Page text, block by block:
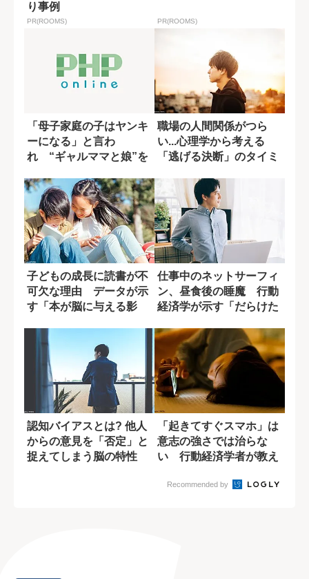
り事例
PR(ROOMS) PR(ROOMS)
「母子家庭の子はヤンキ
ーになる」と言わ
れ “ギャルママと娘”を
職場の人間関係がつら
い...心理学から考える
「逃げる決断」のタイミ
子どもの成長に読書が不
可欠な理由 データが示
す「本が脳に与える影
仕事中のネットサーフィ
ン、昼食後の睡魔 行動
経済学が示す「だらけた
認知バイアスとは? 他人
からの意見を「否定」と
捉えてしまう脳の特性
「起きてすぐスマホ」は
意志の強さでは治らな
い 行動経済学者が教え
Recommended by